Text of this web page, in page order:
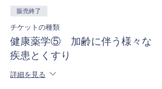
販売終了
チケットの種類
健康薬学⑤ 加齢に伴う様々な
疾患とくすり
詳細を見る